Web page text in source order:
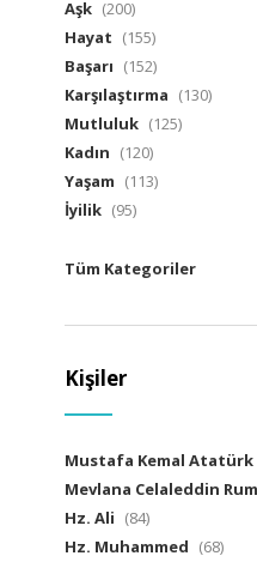
Aşk (200)
Hayat (155)
Başarı (152)
Karşılaştırma (130)
Mutluluk (125)
Kadın (120)
Yaşam (113)
İyilik (95)
Tüm Kategoriler
Kişiler
Mustafa Kemal Atatürk
Mevlana Celaleddin
Hz. Ali (84)
Hz. Muhammed (68)